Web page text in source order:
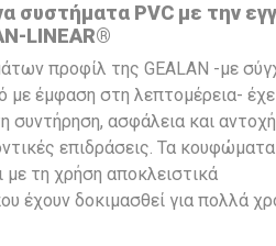
συστήματα PVC με την
LINEAR®
προφίλ της GEALAN -με
με έμφαση στη λεπτομέρεια-
συντήρηση, ασφάλεια και
επιδράσεις. Τα
με τη χρήση αποκλειστικά
έχουν δοκιμασθεί για πολλά